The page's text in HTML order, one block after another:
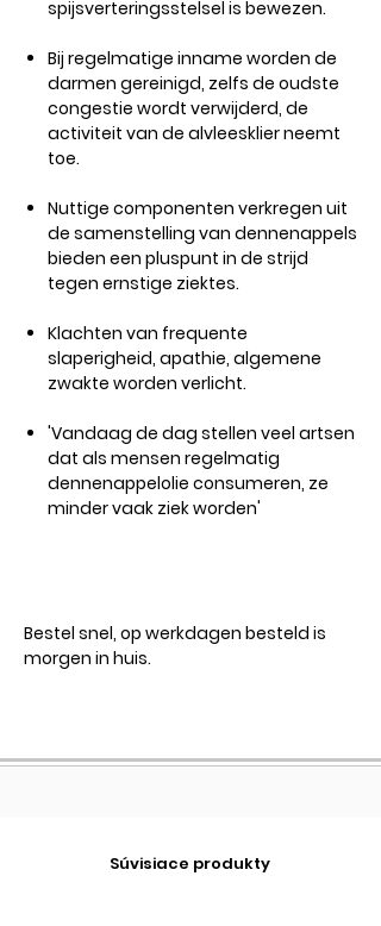
spijsverteringsstelsel is bewezen.
Bij regelmatige inname worden de
darmen gereinigd, zelfs de oudste
congestie wordt verwijderd, de
activiteit van de alvleesklier neemt
toe.
Nuttige componenten verkregen uit
de samenstelling van dennenappels
bieden een pluspunt in de strijd
tegen ernstige ziektes.
Klachten van frequente
slaperigheid, apathie, algemene
zwakte worden verlicht.
'Vandaag de dag stellen veel artsen
dat als mensen regelmatig
dennenappelolie consumeren, ze
minder vaak ziek worden'
Bestel snel, op werkdagen besteld is
morgen in huis.
Súvisiace produkty